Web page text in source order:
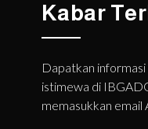
Kabar
Dapatkan
istimewa di
memasukkan email